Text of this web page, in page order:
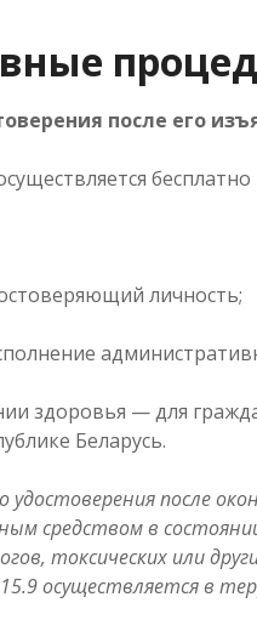
после его
личность;
здоровья — для
Беларусь.
удостоверения после
средством в
токсических или
осуществляется в